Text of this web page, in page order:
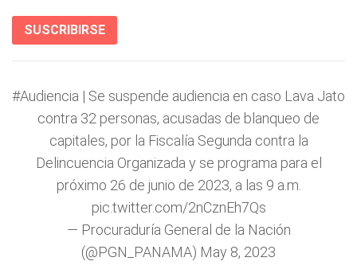
SUSCRIBIRSE
#Audiencia | Se suspende audiencia en caso Lava Jato
contra 32 personas, acusadas de blanqueo de
capitales, por la Fiscalía Segunda contra la
Delincuencia Organizada y se programa para el
próximo 26 de junio de 2023, a las 9 a.m.
pic.twitter.com/2nCznEh7Qs
— Procuraduría General de la Nación
(@PGN_PANAMA) May 8, 2023